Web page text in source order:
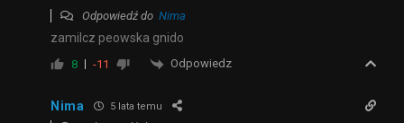
Odpowiedź do Nima
zamilcz peowska gnido
8 -11 Odpowiedz
Nima 5 lata temu